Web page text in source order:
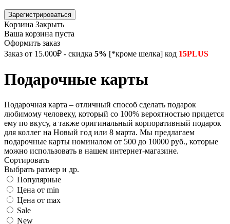
Зарегистрироваться
Корзина Закрыть
Ваша корзина пуста
Оформить заказ
Заказ от 15.000₽ - скидка 5% [*кроме шелка] код 15PLUS
Подарочные карты
Подарочная карта – отличный способ сделать подарок
любимому человеку, который со 100% вероятностью придется
ему по вкусу, а также оригинальный корпоративный подарок
для коллег на Новый год или 8 марта. Мы предлагаем
подарочные карты номиналом от 500 до 10000 руб., которые
можно использовать в нашем интернет-магазине.
Сортировать
Выбрать размер и др.
Популярные
Цена от min
Цена от max
Sale
New